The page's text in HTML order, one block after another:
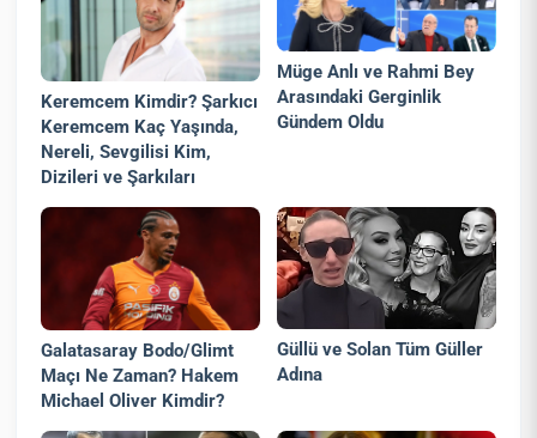
Keremcem Kimdir? Şarkıcı
Keremcem Kaç Yaşında,
Nereli, Sevgilisi Kim,
Dizileri ve Şarkıları
Müge Anlı ve Rahmi Bey
Arasındaki Gerginlik
Gündem Oldu
Galatasaray Bodo/Glimt
Maçı Ne Zaman? Hakem
Michael Oliver Kimdir?
Güllü ve Solan Tüm Güller
Adına